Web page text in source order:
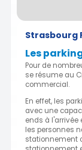
Strasbourg
Les
Pour de
se résume au
commercial.
En effet, les
avec une
ends à l'arrivée
les personnes
stationnement